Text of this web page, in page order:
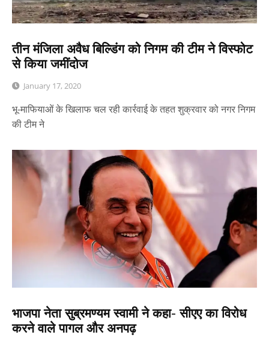
तीन मंजिला अवैध बिल्डिंग को निगम की टीम ने विस्फोट
से किया जमींदोज
January 17, 2020
भू-माफियाओं के खिलाफ चल रही कार्रवाई के तहत शुक्रवार को नगर निगम
की टीम ने
भाजपा नेता सुब्रमण्यम स्वामी ने कहा- सीएए का विरोध
करने वाले पागल और अनपढ़